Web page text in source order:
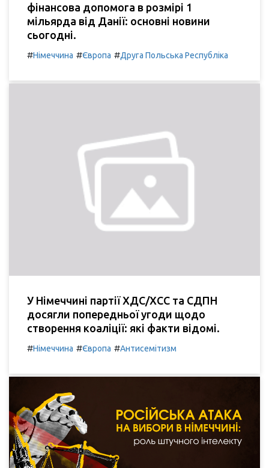
фінансова допомога в розмірі 1
мільярда від Данії: основні новини
сьогодні.
#Німеччина #Європа #Друга Польська Республіка
У Німеччині партії ХДС/ХСС та СДПН
досягли попередньої угоди щодо
створення коаліції: які факти відомі.
#Німеччина #Європа #Антисемітизм